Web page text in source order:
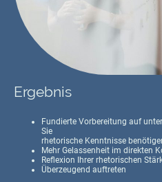
Ergebnis
Fundierte Vorbereitung auf
Sie
rhetorische Kenntnisse
Mehr Gelassenheit im direkten
Reflexion Ihrer rhetorischen
Überzeugend auftreten